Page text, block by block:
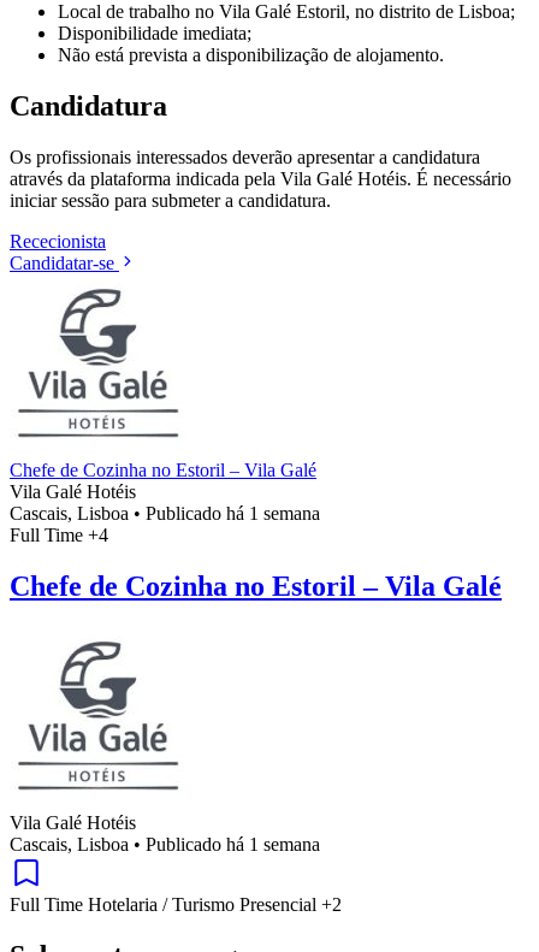
Local de trabalho no Vila Galé Estoril, no distrito de Lisboa;
Disponibilidade imediata;
Não está prevista a disponibilização de alojamento.
Candidatura
Os profissionais interessados deverão apresentar a candidatura
através da plataforma indicada pela Vila Galé Hotéis. É necessário
iniciar sessão para submeter a candidatura.
Rececionista
Candidatar-se
Chefe de Cozinha no Estoril – Vila Galé
Vila Galé Hotéis
Cascais, Lisboa • Publicado há 1 semana
Full Time +4
Chefe de Cozinha no Estoril – Vila Galé
Vila Galé Hotéis
Cascais, Lisboa • Publicado há 1 semana
Full Time Hotelaria / Turismo Presencial +2